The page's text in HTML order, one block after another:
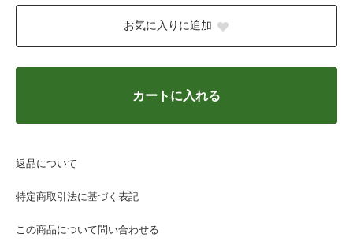
お気に入りに追加
カートに入れる
返品について
特定商取引法に基づく表記
この商品について問い合わせる